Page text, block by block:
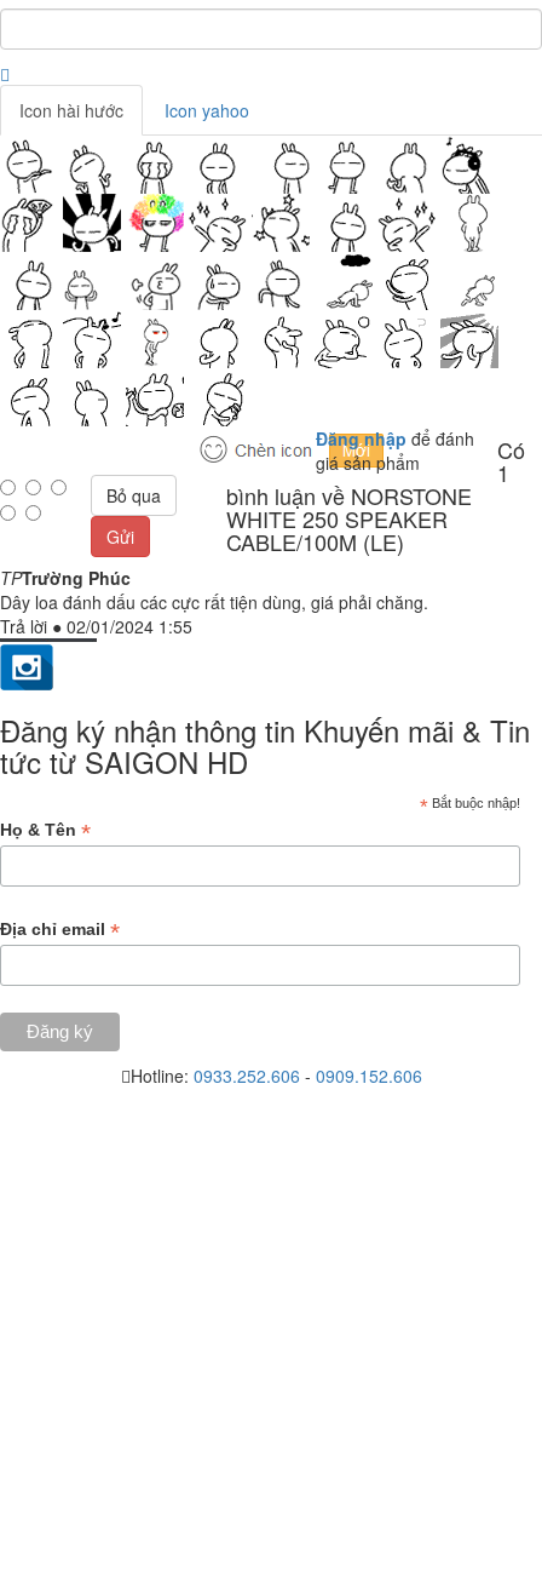
Icon hài hước Icon yahoo
Đăng nhập để đánh
giá sản phẩm
Bỏ qua
Gửi
Có
1
bình luận về NORSTONE
WHITE 250 SPEAKER
CABLE/100M (LE)
TPTrường Phúc
Dây loa đánh dấu các cực rất tiện dùng, giá phải chăng.
Trả lời ● 02/01/2024 1:55
Đăng ký nhận thông tin Khuyến mãi & Tin
tức từ SAIGON HD
* Bắt buộc nhập!
Họ & Tên *
Địa chỉ email *
Hotline: 0933.252.606 - 0909.152.606